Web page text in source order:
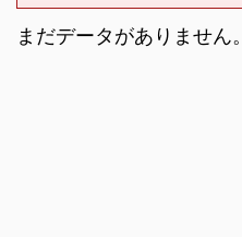
まだデータがありません。